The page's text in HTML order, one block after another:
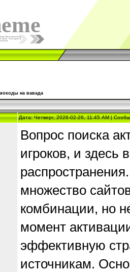
на вавада
Дата: Четверг, 2026-02-26, 11:45 AM |
Вопрос поиска
игроков, и здесь
множество
комбинации, но
момент
эффективную
источникам.